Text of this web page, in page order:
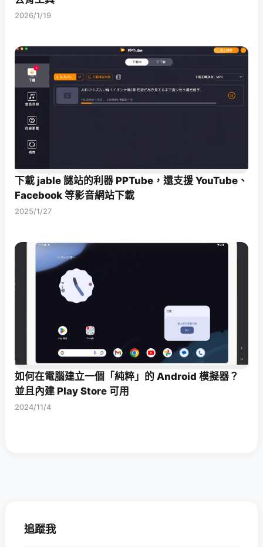
2026/1/19
下載 jable 謎站的利器 PPTube，還支援 YouTube、
Facebook 等影音網站下載
2025/1/27
如何在電腦建立一個「純粹」的 Android 模擬器？
並且內建 Play Store 可用
2024/11/4
追蹤我